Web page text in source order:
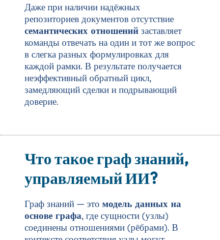
Даже при наличии надёжных
репозиториев документов отсутствие
семантических отношений заставляет
команды отвечать на один и тот же вопрос
в слегка разных формулировках для
каждой рамки. В результате получается
неэффективный обратный цикл,
замедляющий сделки и подрывающий
доверие.
Что такое граф знаний,
управляемый ИИ?
Граф знаний — это модель данных на
основе графа, где сущности (узлы)
соединены отношениями (рёбрами). В